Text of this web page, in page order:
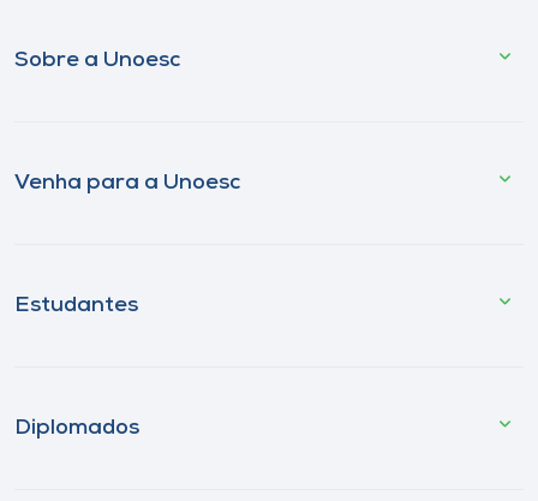
Sobre a Unoesc
Venha para a Unoesc
Estudantes
Diplomados